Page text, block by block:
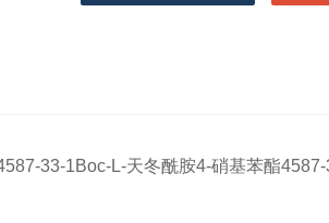
33-1Boc-L-天冬酰胺4-硝基苯酯4587-